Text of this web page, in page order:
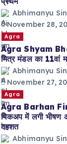
Abhimanyu
November 28,
Agra
Agra Shyam
मित्र मंडल का 11वां
Abhimanyu
November 27,
Agra
Agra Barhan
पिकअप में लगी
दहशत
Abhimanyu